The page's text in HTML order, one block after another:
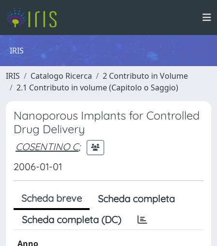
IRIS
IRIS Catalogo Ricerca
2 Contributo in Volume
2.1 Contributo in volume (Capitolo o Saggio)
Nanoporous Implants for Controlled
Drug Delivery
COSENTINO C;
2006-01-01
Scheda breve
Scheda completa
Scheda completa (DC)
Anno